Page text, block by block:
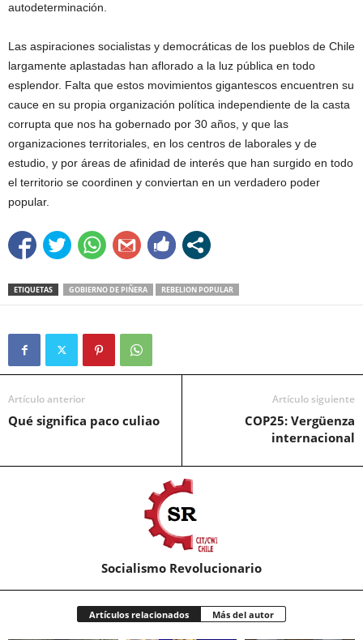
autodeterminación.
Las aspiraciones socialistas y democráticas de los pueblos de Chile
largamente aplastadas han aflorado a la luz pública en todo
esplendor. Falta que estos movimientos gigantescos encuentren su
cauce en su propia organización política independiente de la casta
corrupta que nos ha gobernado por 30 años, y que las
organizaciones territoriales, en los centros de laborales y de
estudio, y por áreas de afinidad de interés que han surgido en todo
el territorio se coordinen y conviertan en un verdadero poder
popular.
ETIQUETAS GOBIERNO DE PIÑERA REBELION POPULAR
Artículo anterior
Qué significa paco culiao
Artículo siguiente
COP25: Vergüenza
internacional
Socialismo Revolucionario
Artículos relacionados Más del autor